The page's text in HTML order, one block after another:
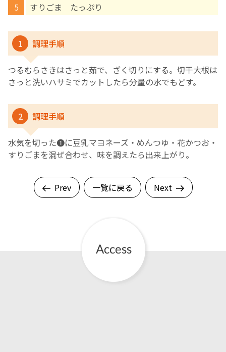
すりごま たっぷり
1 調理手順
つるむらさきはさっと茹で、ざく切りにする。切干大根は
さっと洗いハサミでカットしたら分量の水でもどす。
2 調理手順
水気を切った❶に豆乳マヨネーズ・めんつゆ・花かつお・
すりごまを混ぜ合わせ、味を調えたら出来上がり。
Prev 一覧に戻る Next